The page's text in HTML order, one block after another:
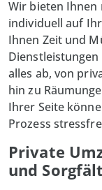
Wir bieten Ihnen
individuell auf
Ihnen Zeit und
alles ab, von
hin zu
Ihrer Seite
Prozess
Private
und